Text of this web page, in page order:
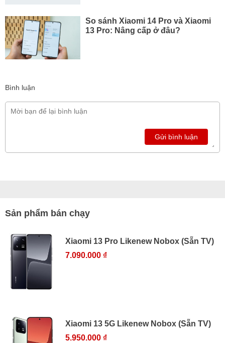
So sánh Xiaomi 14 Pro và Xiaomi
13 Pro: Nâng cấp ở đâu?
Bình luận
Gửi bình luận
Sản phẩm bán chạy
Xiaomi 13 Pro Likenew Nobox (Sẵn TV)
7.090.000 ₫
Xiaomi 13 5G Likenew Nobox (Sẵn TV)
5.950.000 ₫